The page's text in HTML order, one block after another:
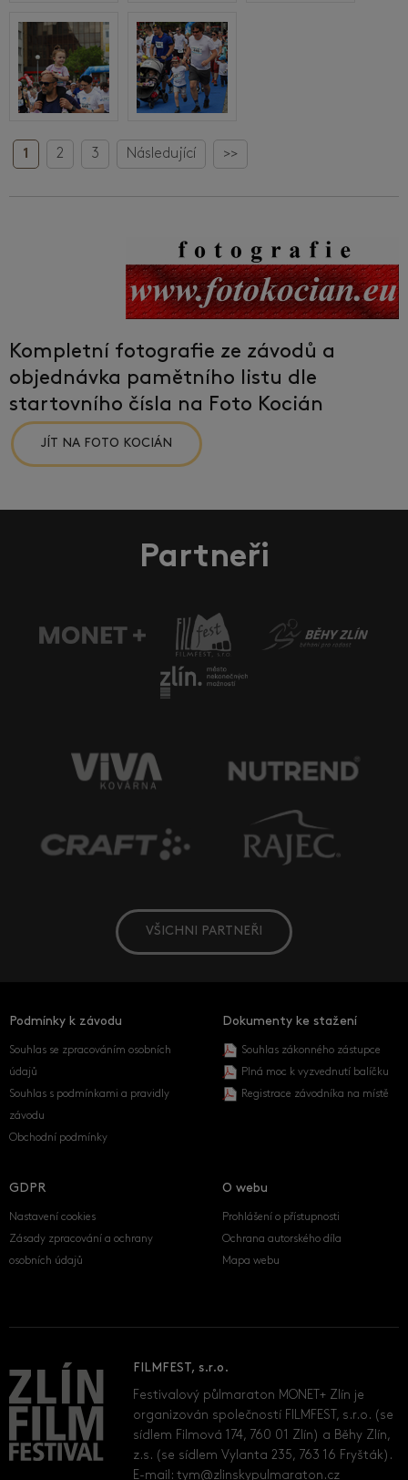
1 2 3 Následující >>
Kompletní fotografie ze závodů a
objednávka pamětního listu dle
startovního čísla na Foto Kocián
JÍT NA FOTO KOCIÁN
Partneři
VŠICHNI PARTNEŘI
Podmínky k závodu
Souhlas se zpracováním osobních
údajů
Souhlas s podmínkami a pravidly
závodu
Obchodní podmínky
Dokumenty ke stažení
Souhlas zákonného zástupce
Plná moc k vyzvednutí balíčku
Registrace závodníka na místě
GDPR
Nastavení cookies
Zásady zpracování a ochrany
osobních údajů
O webu
Prohlášení o přístupnosti
Ochrana autorského díla
Mapa webu
FILMFEST, s.r.o.
Festivalový půlmaraton MONET+ Zlín je
organizován společností FILMFEST, s.r.o. (se
sídlem Filmová 174, 760 01 Zlín) a Běhy Zlín,
z.s. (se sídlem Vylanta 235, 763 16 Fryšták).
E-mail:tym@zlinskypulmaraton.cz